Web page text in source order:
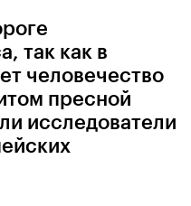
так как в
человечество
пресной
исследователи